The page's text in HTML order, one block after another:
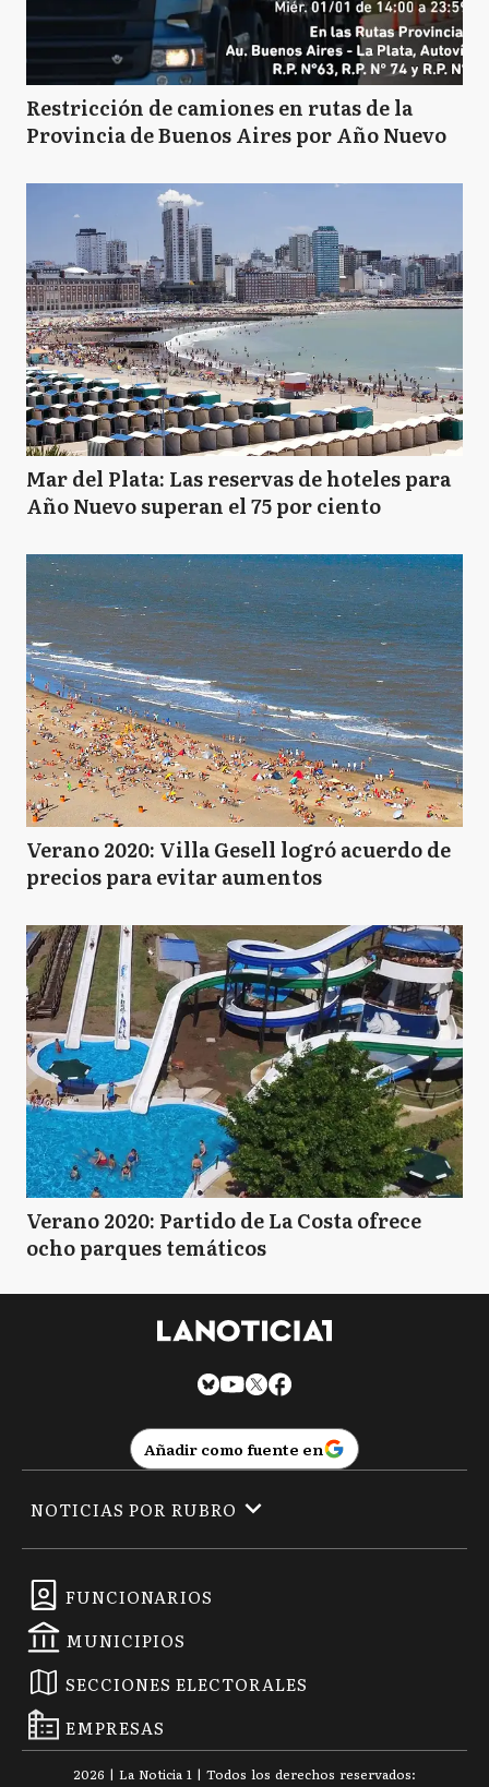
Restricción de camiones en rutas de la
Provincia de Buenos Aires por Año Nuevo
Mar del Plata: Las reservas de hoteles para
Año Nuevo superan el 75 por ciento
Verano 2020: Villa Gesell logró acuerdo de
precios para evitar aumentos
Verano 2020: Partido de La Costa ofrece
ocho parques temáticos
Añadir como fuente en
FUNCIONARIOS
MUNICIPIOS
SECCIONES ELECTORALES
EMPRESAS
NOTICIAS POR RUBRO
2026 | La Noticia 1 | Todos los derechos reservados: